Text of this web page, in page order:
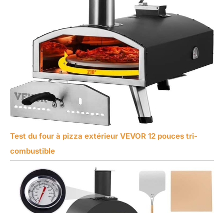
Test du four à pizza extérieur VEVOR 12 pouces tri-
combustible